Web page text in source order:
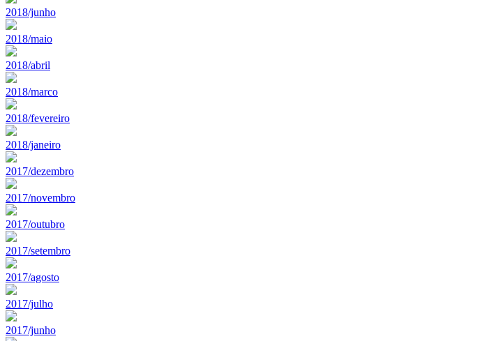
2018/junho
2018/maio
2018/abril
2018/marco
2018/fevereiro
2018/janeiro
2017/dezembro
2017/novembro
2017/outubro
2017/setembro
2017/agosto
2017/julho
2017/junho